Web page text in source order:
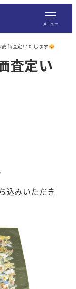
メニュー
高価査定いたします
査定い
込みいただき